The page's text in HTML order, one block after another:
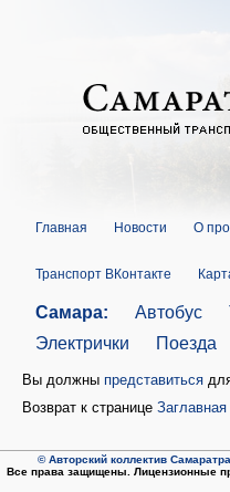
Главная Новости О
Транспорт ВКонтакте
Самара: Автобус
Электрички
Поезда
Вы должны представиться
Возврат к странице
© Авторский коллектив
Все права защищены. Лицензионные